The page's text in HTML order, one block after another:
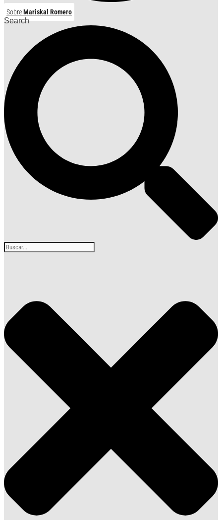
SobreMariskal Romero
Search